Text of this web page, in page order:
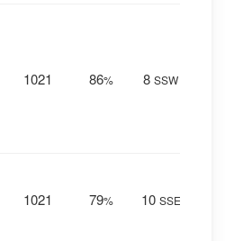
1021 86% 8 SSW
1021 79% 10 SSE